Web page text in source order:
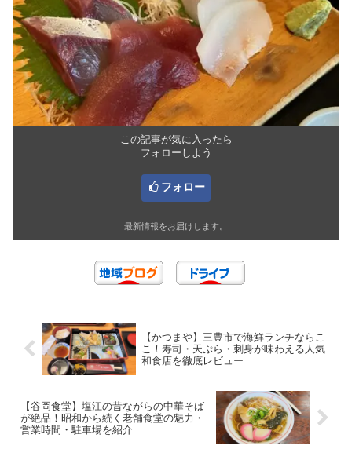
この記事が気に入ったら
フォローしよう
フォロー
最新情報をお届けします。
【かつまや】三豊市で海鮮ランチならこ
こ！寿司・天ぷら・刺身が味わえる人気
和食店を徹底レビュー
【谷岡食堂】塩江の昔ながらの中華そば
が絶品！昭和から続く老舗食堂の魅力・
営業時間・駐車場を紹介